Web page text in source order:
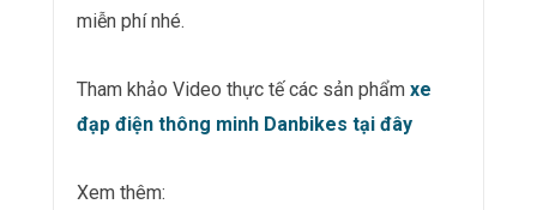
miễn phí nhé.
Tham khảo Video thực tế các sản phẩm xe
đạp điện thông minh Danbikes tại đây
Xem thêm: